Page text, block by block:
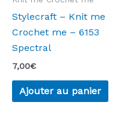
Stylecraft – Knit me
Crochet me – 6153
Spectral
7,00€
Ajouter au panier